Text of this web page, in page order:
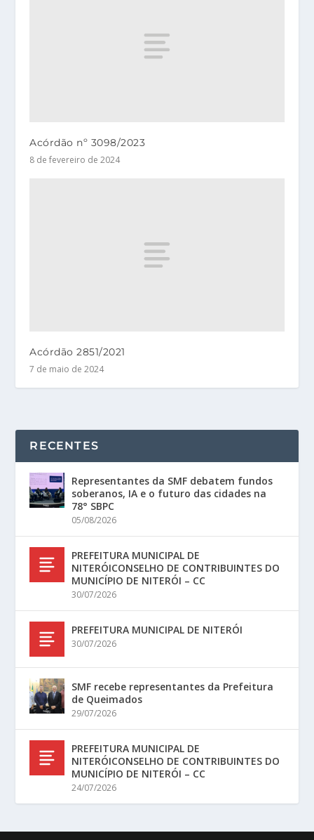
Acórdão nº 3098/2023
8 de fevereiro de 2024
Acórdão 2851/2021
7 de maio de 2024
RECENTES
Representantes da SMF debatem fundos
soberanos, IA e o futuro das cidades na
78° SBPC
05/08/2026
PREFEITURA MUNICIPAL DE
NITERÓICONSELHO DE CONTRIBUINTES DO
MUNICÍPIO DE NITERÓI – CC
30/07/2026
PREFEITURA MUNICIPAL DE NITERÓI
30/07/2026
SMF recebe representantes da Prefeitura
de Queimados
29/07/2026
PREFEITURA MUNICIPAL DE
NITERÓICONSELHO DE CONTRIBUINTES DO
MUNICÍPIO DE NITERÓI – CC
24/07/2026